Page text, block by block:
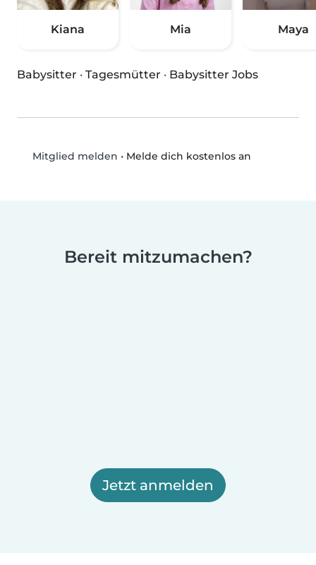
Kiana Mia Maya
Babysitter · Tagesmütter · Babysitter Jobs
Mitglied melden • Melde dich kostenlos an
Bereit mitzumachen?
Jetzt anmelden